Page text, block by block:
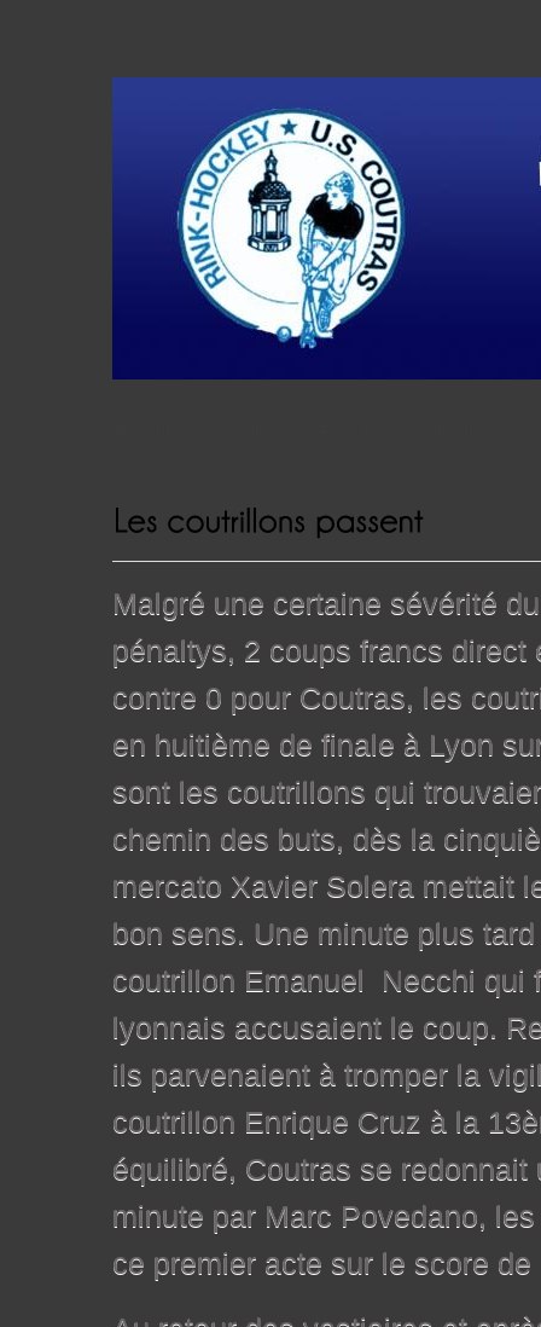
Malgré une certaine sévérité
pénaltys, 2 coups francs direct
contre 0 pour Coutras, les
en huitième de finale à Lyon
sont les coutrillons qui
chemin des buts, dès la
mercato Xavier Solera mettait
bon sens. Une minute plus
coutrillon Emanuel Necchi qui
lyonnais accusaient le coup.
ils parvenaient à tromper la
coutrillon Enrique Cruz à la
équilibré, Coutras se redonnait
minute par Marc Povedano,
ce premier acte sur le score de